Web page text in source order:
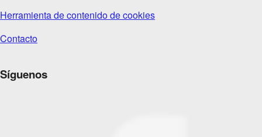
Herramienta de contenido de cookies
Contacto
Síguenos